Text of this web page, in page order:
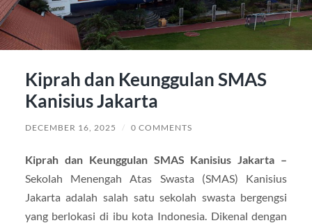
Kiprah dan Keunggulan SMAS
Kanisius Jakarta
DECEMBER 16, 2025 / 0 COMMENTS
Kiprah dan Keunggulan SMAS Kanisius Jakarta –
Sekolah Menengah Atas Swasta (SMAS) Kanisius
Jakarta adalah salah satu sekolah swasta bergengsi
yang berlokasi di ibu kota Indonesia. Dikenal dengan